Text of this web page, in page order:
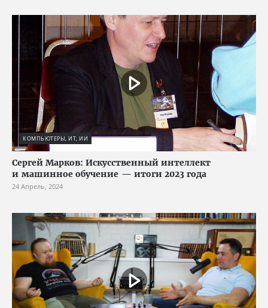
КОМПЬЮТЕРЫ, ИТ, ИИ
Сергей Марков: Искусственный интеллект
и машинное обучение — итоги 2023 года
24 Апрель, 2024